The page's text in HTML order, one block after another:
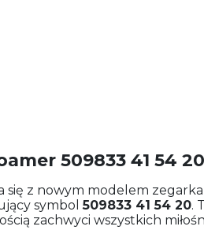
509833 41 54 20
się z nowym modelem
symbol509833 41 54 20.
zachwyci wszystkich